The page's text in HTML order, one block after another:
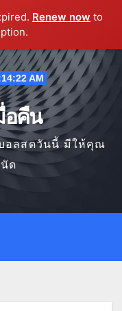
Renew now to
AM
อคืน
อลสดวันนี้ มีให้คุณ
ด